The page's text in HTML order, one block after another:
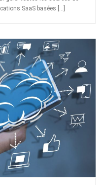
SaaS basées […]